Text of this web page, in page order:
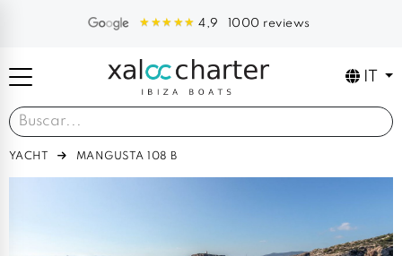
4,9 1000 reviews
IT
YACHT MANGUSTA 108 B